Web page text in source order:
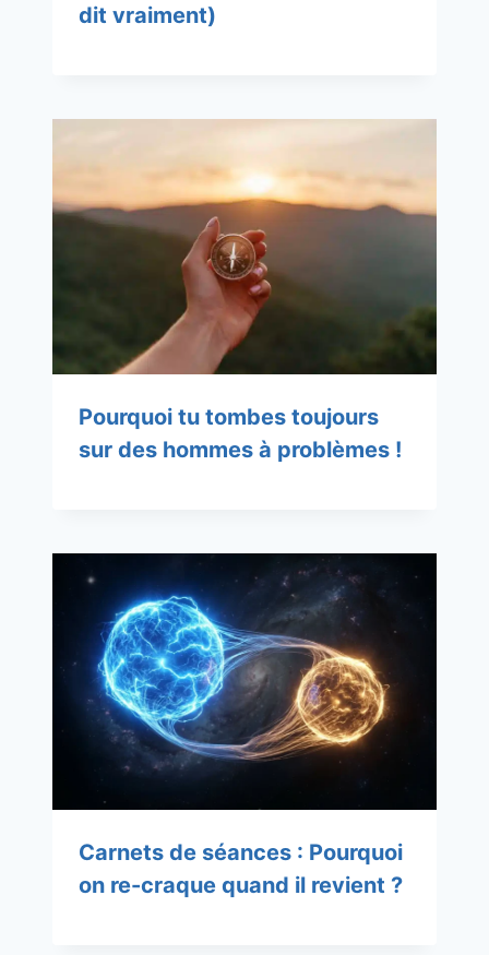
dit vraiment)
Pourquoi tu tombes toujours
sur des hommes à problèmes !
Carnets de séances : Pourquoi
on re-craque quand il revient ?